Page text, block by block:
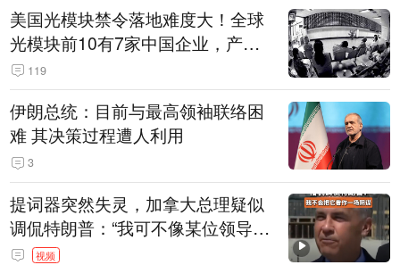
美国光模块禁令落地难度大！全球
光模块前10有7家中国企业，产业
界人士：想“脱钩”并不容易
119
伊朗总统：目前与最高领袖联络困
难 其决策过程遭人利用
3
提词器突然失灵，加拿大总理疑似
调侃特朗普：“我可不像某位领导
人，把这当成一场阴谋”，全场哄笑
视频